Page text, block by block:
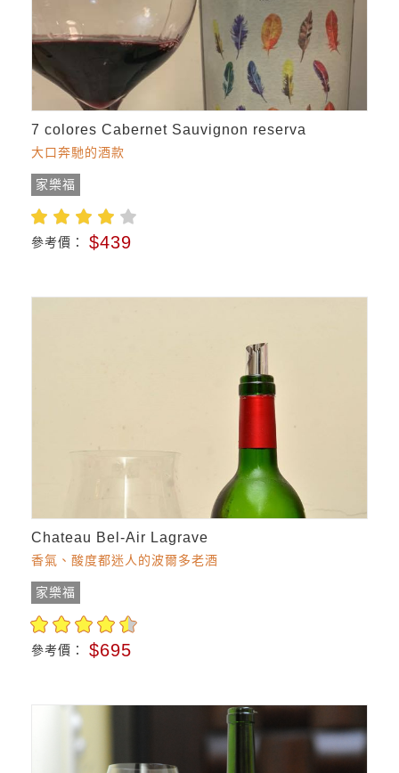
7 colores Cabernet Sauvignon reserva
大口奔馳的酒款
家樂福
參考價： $439
Chateau Bel-Air Lagrave
香氣、酸度都迷人的波爾多老酒
家樂福
參考價： $695